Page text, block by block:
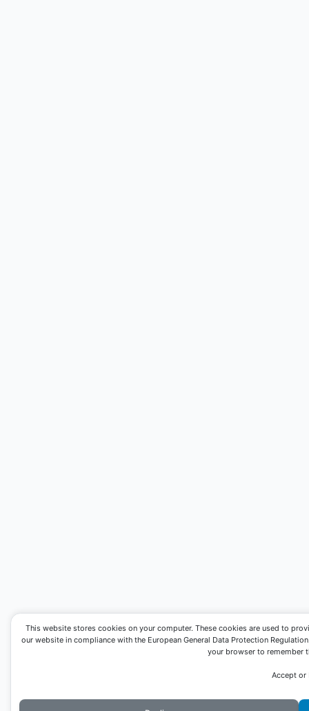
This website stores cookies on your computer. These cookies are used to
our website in compliance with the European General Data Protection
your browser to remember
Accept or